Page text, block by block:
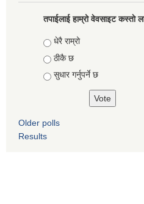
तपाईलाई हाम्रो वेवसाइट कस्ताे
Choices
धेरै राम्रो
ठीकै छ
सुधार गर्नुपर्ने छ
Older polls
Results